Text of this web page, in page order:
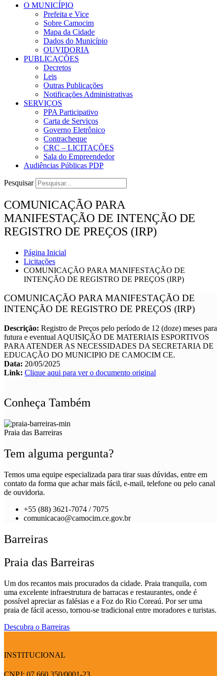
O MUNICÍPIO
Prefeita e Vice
Sobre Camocim
Mapa da Cidade
Dados do Município
OUVIDORIA
PUBLICAÇÕES
Decretos
Leis
Outras Publicações
Notificações Administrativas
SERVIÇOS
PPA Participativo
Carta de Serviços
Governo Eletrônico
Contracheque
CRC – LICITAÇÕES
Sala do Empreendedor
Audiências Públicas PDP
Pesquisar
COMUNICAÇÃO PARA
MANIFESTAÇÃO DE INTENÇÃO DE
REGISTRO DE PREÇOS (IRP)
Página Inicial
Licitações
COMUNICAÇÃO PARA MANIFESTAÇÃO DE
INTENÇÃO DE REGISTRO DE PREÇOS (IRP)
COMUNICAÇÃO PARA MANIFESTAÇÃO DE
INTENÇÃO DE REGISTRO DE PREÇOS (IRP)
Descrição: Registro de Preços pelo período de 12 (doze) meses para
futura e eventual AQUISIÇÃO DE MATERIAIS ESPORTIVOS
PARA ATENDER AS NECESSIDADES DA SECRETARIA DE
EDUCAÇÃO DO MUNICIPIO DE CAMOCIM CE.
Data: 20/05/2025
Link: Clique aqui para ver o documento original
Conheça Também
Praia das Barreiras
Tem alguma pergunta?
Temos uma equipe especializada para tirar suas dúvidas, entre em
contato da forma que achar mais fácil, e-mail, telefone ou pelo canal
de ouvidoria.
+55 (88) 3621-7074 / 7075
comunicacao@camocim.ce.gov.br
Barreiras
Praia das Barreiras
Um dos recantos mais procurados da cidade. Praia tranquila, com
uma excelente infraestrutura de barracas e restaurantes, onde é
possível apreciar as falésias e a Foz do Rio Coreaú. Por ser uma
praia de fácil acesso, tornou-se tradicional entre moradores e turistas.
Descubra o Barreiras
INSTITUCIONAL
CNPJ: 07.660.350/0001-23